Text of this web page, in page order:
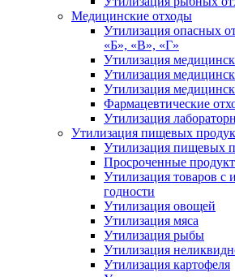
Медицинские отходы
Утилизация опасных
«Б», «В», «Г»
Утилизация
Утилизация
Утилизация
Фармацевтические
Утилизация
Утилизация пищевых
Утилизация пищевых
Просроченные
Утилизация товаров с
годности
Утилизация овощей
Утилизация мяса
Утилизация рыбы
Утилизация
Утилизация картофеля